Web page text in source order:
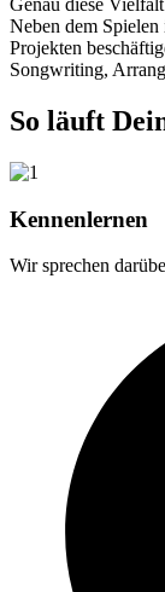
Genau diese
Neben dem
Projekten
Songwriting,
So läuft
Kennenlernen
Wir sprechen